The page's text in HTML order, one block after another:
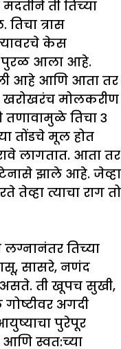
मदतीने ती तिच्या
त्रास
केस
पुरळ आला आहे.
आहे आणि आता तर
मोलकरीण
तिचा ३
तोंडचे मूल होत
लागतात. आता तर
झाले आहे. जेव्हा
तेव्हा त्याचा राग तो
लग्नानंतर तिच्या
सासरे, नणंद
ती खूपच सुखी,
अगदी
पुरेपूर
स्वत:च्या